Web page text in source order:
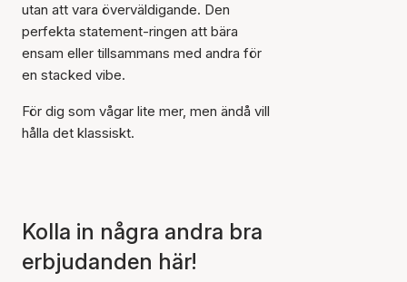
utan att vara överväldigande. Den
perfekta statement-ringen att bära
ensam eller tillsammans med andra för
en stacked vibe.
För dig som vågar lite mer, men ändå vill
hålla det klassiskt.
Kolla in några andra bra
erbjudanden här!